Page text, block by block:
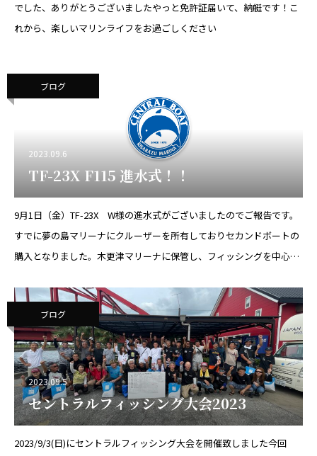
でした、ありがとうございましたやっと免許証届いて、納艇です！こ
れから、楽しいマリンライフをお過ごしください
ブログ
2023.09.6
TF-23X F115 進水式！！
9月1日（金）TF-23X W様の進水式がございましたのでご報告です。
すでに夢の島マリーナにクルーザーを所有しておりセカンドボートの
購入となりました。木更津マリーナに保管し、フィッシングを中心に
ブログ
2023.09.5
セントラルフィッシング大会2023
2023/9/3(日)にセントラルフィッシング大会を開催致しました今回